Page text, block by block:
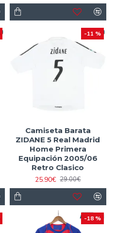
-11 %
Camiseta Barata
ZIDANE 5 Real Madrid
Home Primera
Equipación 2005/06
Retro Clasico
25.90€ 29.00€
-18 %